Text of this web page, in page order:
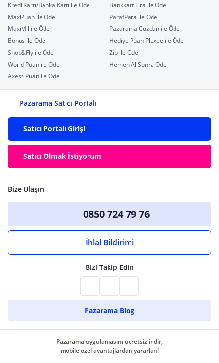
Kredi Kartı/Banka Kartı ile Öde
Bankkart Lira ile Öde
MaxiPuan ile Öde
ParafPara ile Öde
MaxiMil ile Öde
Pazarama Cüzdan ile Öde
Bonus ile Öde
Hediye Puan Pluxee ile Öde
Shop&Fly ile Öde
Zip ile Öde
World Puan ile Öde
Hemen Al Sonra Öde
Axess Puan ile Öde
Pazarama Satıcı Portalı
Satıcı Portalı Girişi
Satıcı Olmak İstiyorum
Bize Ulaşın
0850 724 79 76
İhlal Bildirimi
Bizi Takip Edin
Pazarama Blog
Pazarama uygulamasını ücretsiz indir,
mobile özel avantajlardan yararlan!